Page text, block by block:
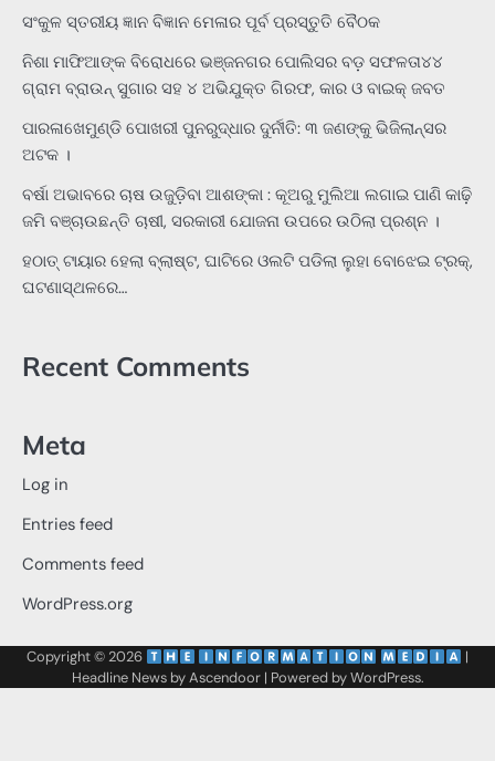
ସଂକୁଳ ସ୍ତରୀୟ ଜ୍ଞାନ ବିଜ୍ଞାନ ମେଳାର ପୂର୍ବ ପ୍ରସ୍ତୁତି ବୈଠକ
ନିଶା ମାଫିଆଙ୍କ ବିରୋଧରେ ଭଞ୍ଜନଗର ପୋଲିସର ବଡ଼ ସଫଳତା୪୪
ଗ୍ରାମ ବ୍ରାଉନ୍ ସୁଗାର ସହ ୪ ଅଭିଯୁକ୍ତ ଗିରଫ, କାର ଓ ବାଇକ୍ ଜବତ
ପାରଳାଖେମୁଣ୍ଡି ପୋଖରୀ ପୁନରୁଦ୍ଧାର ଦୁର୍ନୀତି: ୩ ଜଣଙ୍କୁ ଭିଜିଲାନ୍ସର
ଅଟକ ।
ବର୍ଷା ଅଭାବରେ ଚାଷ ଉଜୁଡ଼ିବା ଆଶଙ୍କା : କୂଅରୁ ମୁଲିଆ ଲଗାଇ ପାଣି କାଢ଼ି
ଜମି ବଞ୍ଚାଉଛନ୍ତି ଚାଷୀ, ସରକାରୀ ଯୋଜନା ଉପରେ ଉଠିଲା ପ୍ରଶ୍ନ ।
ହଠାତ୍‌ ଟାୟାର ହେଲା ବ୍ଲାଷ୍ଟ, ଘାଟିରେ ଓଲଟି ପଡିଲା ଲୁହା ବୋଝେଇ ଟ୍ରକ୍‌,
ଘଟଣାସ୍ଥଳରେ…
Recent Comments
Meta
Log in
Entries feed
Comments feed
WordPress.org
Copyright © 2026
|
Headline News byAscendoor| Powered byWordPress.